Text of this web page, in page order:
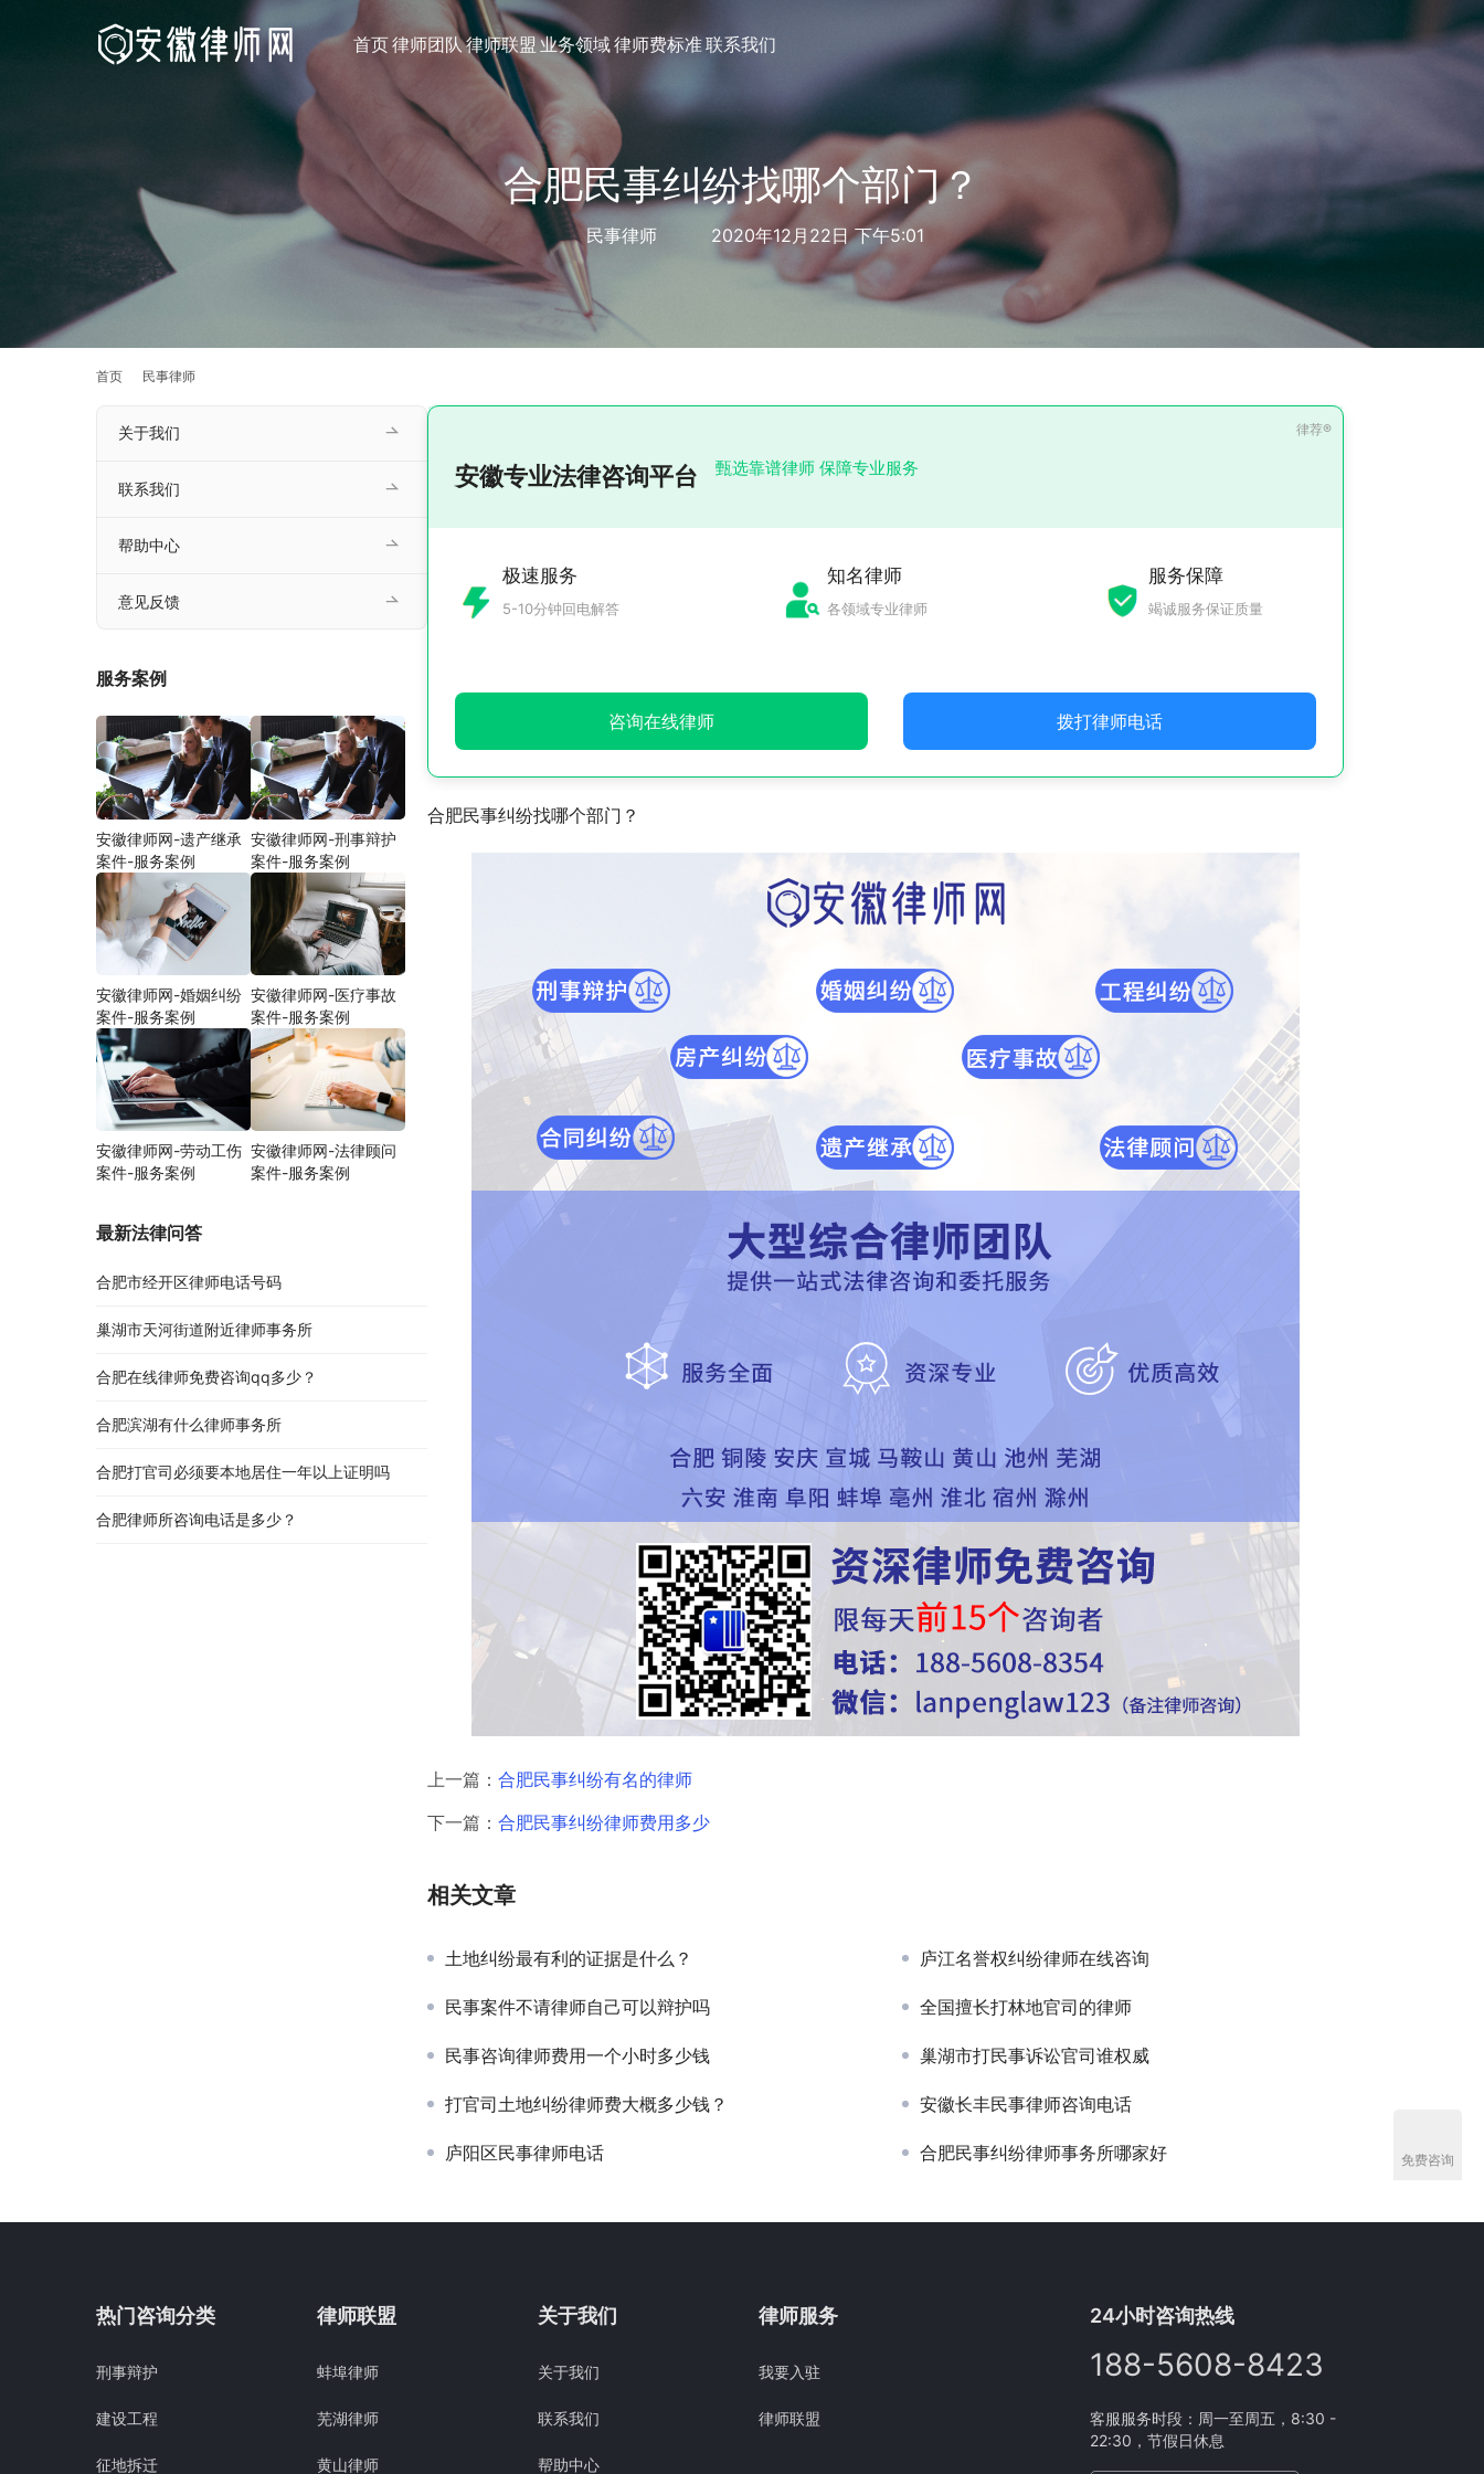
首页律师团队律师联盟业务领域律师费标准联系我们
合肥民事纠纷找哪个部门？
民事律师 2020年12月22日 下午5:01
首页 民事律师
安徽专业法律咨询平台 甄选靠谱律师 保障专业服务
极速服务
5-10分钟回电解答
知名律师
各领域专业律师
服务保障
竭诚服务保证质量
咨询在线律师 拨打律师电话
合肥民事纠纷找哪个部门？
上一篇： 合肥民事纠纷有名的律师
下一篇： 合肥民事纠纷律师费用多少
相关文章
土地纠纷最有利的证据是什么？ 庐江名誉权纠纷律师在线咨询
民事案件不请律师自己可以辩护吗 全国擅长打林地官司的律师
民事咨询律师费用一个小时多少钱 巢湖市打民事诉讼官司谁权威
打官司土地纠纷律师费大概多少钱？ 安徽长丰民事律师咨询电话
庐阳区民事律师电话 合肥民事纠纷律师事务所哪家好
关于我们
联系我们
帮助中心
意见反馈
服务案例
安徽律师网-遗产继承
案件-服务案例
安徽律师网-刑事辩护
案件-服务案例
安徽律师网-婚姻纠纷
案件-服务案例
安徽律师网-医疗事故
案件-服务案例
安徽律师网-劳动工伤
案件-服务案例
安徽律师网-法律顾问
案件-服务案例
最新法律问答
合肥市经开区律师电话号码
巢湖市天河街道附近律师事务所
合肥在线律师免费咨询qq多少？
合肥滨湖有什么律师事务所
合肥打官司必须要本地居住一年以上证明吗
合肥律师所咨询电话是多少？
热门咨询分类
刑事辩护
建设工程
征地拆迁
律师联盟
蚌埠律师
芜湖律师
黄山律师
关于我们
关于我们
联系我们
帮助中心
律师服务
我要入驻
律师联盟
24小时咨询热线
188-5608-8423
客服服务时段：周一至周五，8:30 -
22:30，节假日休息
免费咨询